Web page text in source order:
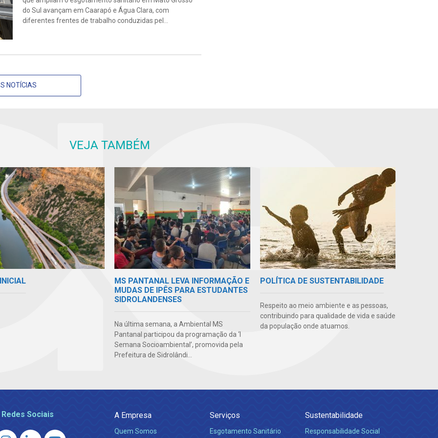
do Sul avançam em Caarapó e Água Clara, com
diferentes frentes de trabalho conduzidas pel...
NOTÍCIAS
VEJA TAMBÉM
MS PANTANAL LEVA INFORMAÇÃO E
MUDAS DE IPÊS PARA ESTUDANTES
SIDROLANDENSES
Na última semana, a Ambiental MS
Pantanal participou da programação da ‘I
Semana Socioambiental’, promovida pela
Prefeitura de Sidrolândi...
POLÍTICA DE SUSTENTABILIDADE
Respeito ao meio ambiente e as pessoas,
contribuindo para qualidade de vida e saúde
da população onde atuamos.
Sociais A Empresa
Quem Somos
Serviços
Esgotamento Sanitário
Sustentabilidade
Responsabilidade Social